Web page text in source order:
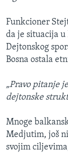
Funkcioner
da je situacija u
Dejtonskog
Bosna ostala
„Pravo pitanje
dejtonske
Mnoge
Medjutim, još
svojim